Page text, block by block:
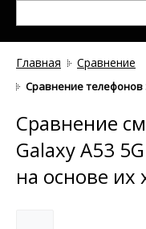
Главная Сравнение
Сравнение телефонов
Сравнение
Galaxy A53
на основе их